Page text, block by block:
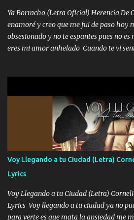
tumbaron prisionero en caliente me
que estaban muy raros me gritaba a
enfiesto me gusta vivir en grande más
responsable hay rateros envidiosos que
me cuida de las maldades Pa el equipo
Ya Borracho (Letra Oficial) Herencia De
enamoré y creo que me fui de paso hoy
obsesionado y no te espantes pues no
eres mi amor anhelado Cuando te vi
cariño de mi alma Que pa febrero
preguntas y digas que sí hacernos
contenta como yo por ti Música
enamora pa describirte unas cuantas
quiero contigo que seas dichosa al estar
contéstame la llamada pa dedicarte
borracho me animo a decirte todo y
me encantes Decirte que me siento muy
tenerte aquí espero que quiera...
Voy Llegando a tu Ciudad (Letra)
Lyrics
Voy Llegando a tu Ciudad (Letra)
Lyrics Voy llegando a tu ciudad ya no
para verte es que mata la ansiedad me